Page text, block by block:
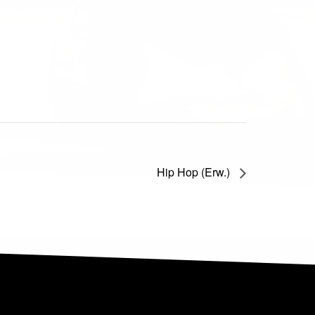
Hip Hop (Erw.)